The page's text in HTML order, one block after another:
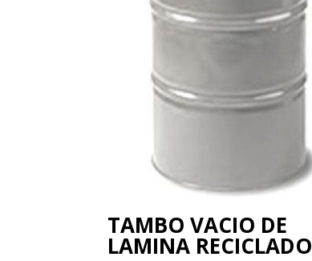
TAMBO VACIO DE
LAMINA RECICLADO